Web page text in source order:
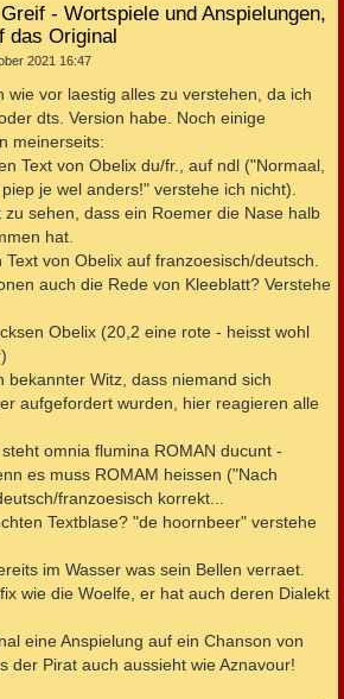
- Wortspiele und Anspielungen,
das Original
2021 16:47
wie vor laestig alles zu verstehen, da ich
dts. Version habe. Noch einige
meinerseits:
Text von Obelix du/fr., auf ndl ("Normaal,
je wel anders!" verstehe ich nicht).
sehen, dass ein Roemer die Nase halb
hat.
von Obelix auf franzoesisch/deutsch.
auch die Rede von Kleeblatt? Verstehe
Obelix (20,2 eine rote - heisst wohl
bekannter Witz, dass niemand sich
aufgefordert wurden, hier reagieren alle
omnia flumina ROMAN ducunt -
es muss ROMAM heissen ("Nach
franzoesisch korrekt...
Textblase? "de hoornbeer" verstehe
im Wasser was sein Bellen verraet.
wie die Woelfe, er hat auch deren Dialekt
eine Anspielung auf ein Chanson von
der Pirat auch aussieht wie Aznavour!